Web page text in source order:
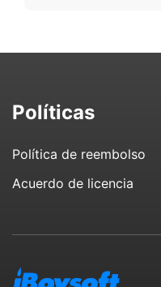
Políticas
Política de reembolso
Acuerdo de licencia